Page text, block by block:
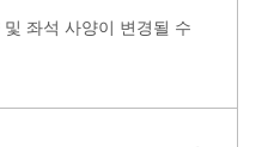
좌석 사양이 변경될 수